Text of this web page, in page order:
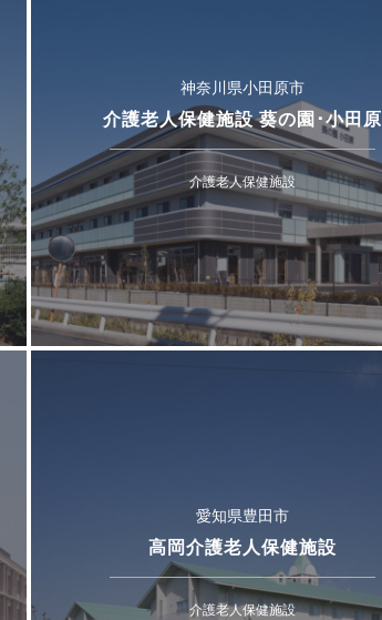
神奈川県小田原市
介護老人保健施設 葵の園･小田原
介護老人保健施設
愛知県豊田市
高岡介護老人保健施設
介護老人保健施設